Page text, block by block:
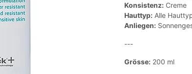
Konsistenz: Creme
Hauttyp: Alle
Anliegen:
---
Grösse: 200 ml